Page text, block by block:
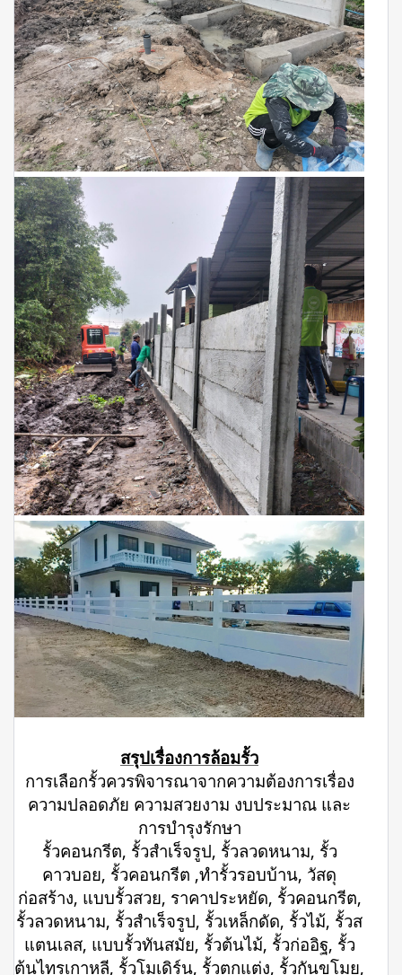
สรุปเรื่องการล้อมรั้ว
การเลือกรั้วควรพิจารณาจากความต้องการเรื่อง
ความปลอดภัย ความสวยงาม งบประมาณ และ
การบำรุงรักษา
รั้วคอนกรีต, รั้วสำเร็จรูป, รั้วลวดหนาม, รั้ว
คาวบอย, รั้วคอนกรีต ,ทำรั้วรอบบ้าน, วัสดุ
ก่อสร้าง, แบบรั้วสวย, ราคาประหยัด, รั้วคอนกรีต,
รั้วลวดหนาม, รั้วสำเร็จรูป, รั้วเหล็กดัด, รั้วไม้, รั้วส
แตนเลส, แบบรั้วทันสมัย, รั้วต้นไม้, รั้วก่ออิฐ, รั้ว
ต้นไทรเกาหลี, รั้วโมเดิร์น, รั้วตกแต่ง, รั้วกันขโมย,